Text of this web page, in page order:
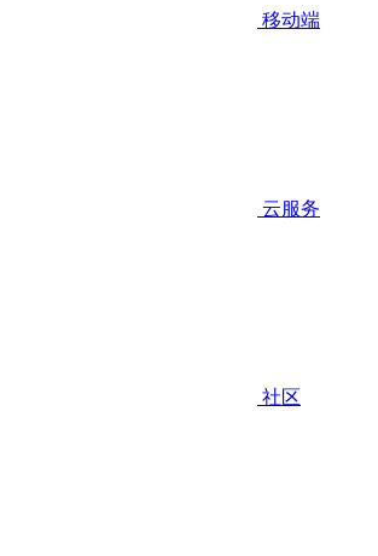
移动端
云服务
社区